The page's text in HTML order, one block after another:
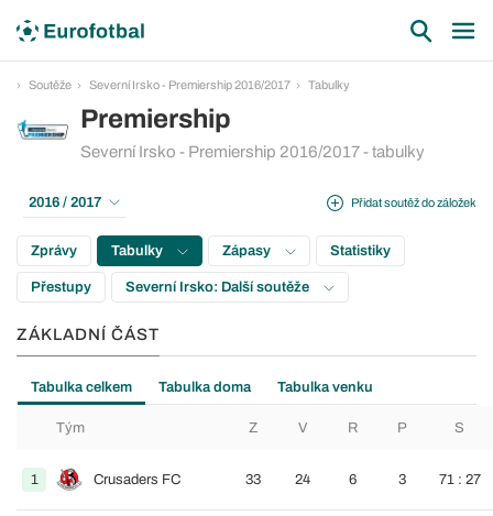
Soutěže Severní Irsko - Premiership 2016/2017 Tabulky
Premiership
Severní Irsko - Premiership 2016/2017 - tabulky
Přidat soutěž do záložek
2016 / 2017
Zprávy Tabulky Zápasy Statistiky
Přestupy Severní Irsko: Další soutěže
ZÁKLADNÍ ČÁST
Tabulka celkem Tabulka doma Tabulka venku
Tým Z V R P S
1 Crusaders FC 33 24 6 3 71 : 27